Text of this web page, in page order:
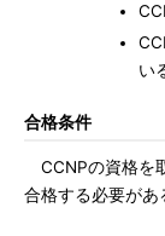
い
合格条件
CCNPの資格を
合格する必要があ